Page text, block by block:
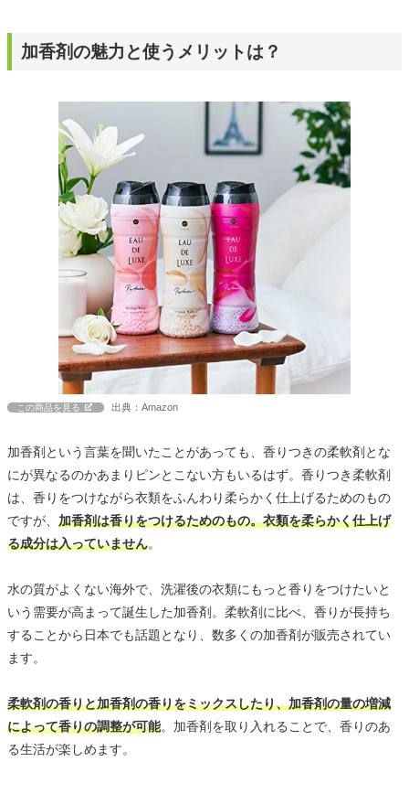
加香剤の魅力と使うメリットは？
この商品を見る 出典：Amazon
加香剤という言葉を聞いたことがあっても、香りつきの柔軟剤とな
にが異なるのかあまりピンとこない方もいるはず。香りつき柔軟剤
は、香りをつけながら衣類をふんわり柔らかく仕上げるためのもの
ですが、 加香剤は香りをつけるためのもの。衣類を柔らかく仕上げ
る成分は入っていません。
水の質がよくない海外で、洗濯後の衣類にもっと香りをつけたいと
いう需要が高まって誕生した加香剤。柔軟剤に比べ、香りが長持ち
することから日本でも話題となり、数多くの加香剤が販売されてい
ます。
柔軟剤の香りと加香剤の香りをミックスしたり、加香剤の量の増減
によって香りの調整が可能。加香剤を取り入れることで、香りのあ
る生活が楽しめます。